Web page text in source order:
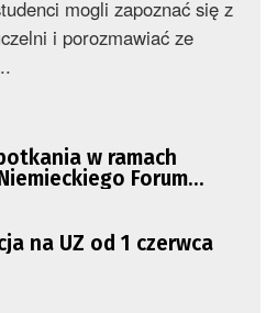
mogli zapoznać się z
i porozmawiać ze
w ramach
Forum
na UZ od 1 czerwca